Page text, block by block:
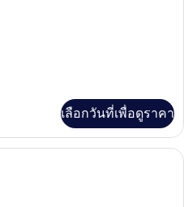
เลือกวันที่เพื่อดูราคา
ห้องจูเนียร์สวีท | ตู้นิรภัยในห้องพัก, ผ้